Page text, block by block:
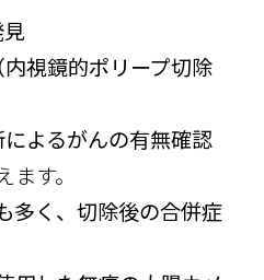
視鏡的ポリープ切除
よるがんの有無確認
す。
多く、切除後の合併症